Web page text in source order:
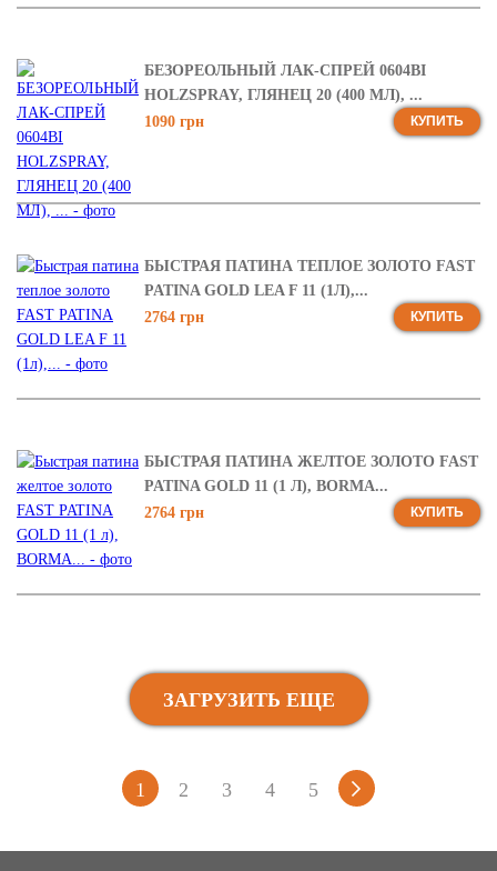
БЕЗОРЕОЛЬНЫЙ ЛАК-СПРЕЙ 0604BI
HOLZSPRAY, ГЛЯНЕЦ 20 (400 МЛ), ...
1090 грн
КУПИТЬ
БЫСТРАЯ ПАТИНА ТЕПЛОЕ ЗОЛОТО FAST
PATINA GOLD LEA F 11 (1Л),...
2764 грн
КУПИТЬ
БЫСТРАЯ ПАТИНА ЖЕЛТОЕ ЗОЛОТО FAST
PATINA GOLD 11 (1 Л), BORMA...
2764 грн
КУПИТЬ
ЗАГРУЗИТЬ ЕЩЕ
1 2 3 4 5